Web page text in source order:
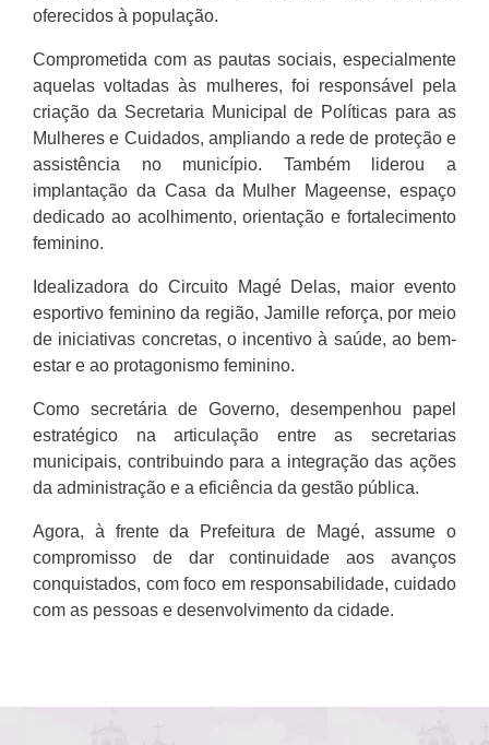
oferecidos à população.
Comprometida com as pautas sociais, especialmente
aquelas voltadas às mulheres, foi responsável pela
criação da Secretaria Municipal de Políticas para as
Mulheres e Cuidados, ampliando a rede de proteção e
assistência no município. Também liderou a
implantação da Casa da Mulher Mageense, espaço
dedicado ao acolhimento, orientação e fortalecimento
feminino.
Idealizadora do Circuito Magé Delas, maior evento
esportivo feminino da região, Jamille reforça, por meio
de iniciativas concretas, o incentivo à saúde, ao bem-
estar e ao protagonismo feminino.
Como secretária de Governo, desempenhou papel
estratégico na articulação entre as secretarias
municipais, contribuindo para a integração das ações
da administração e a eficiência da gestão pública.
Agora, à frente da Prefeitura de Magé, assume o
compromisso de dar continuidade aos avanços
conquistados, com foco em responsabilidade, cuidado
com as pessoas e desenvolvimento da cidade.